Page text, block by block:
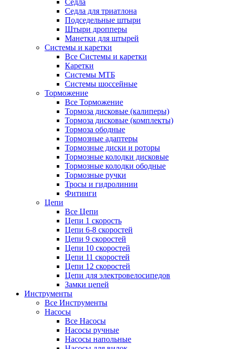
Седла
Седла для триатлона
Подседельные штыри
Штыри дропперы
Манетки для штырей
Системы и каретки
Все Системы и каретки
Каретки
Системы МТБ
Системы шоссейные
Торможение
Все Торможение
Тормоза дисковые (калиперы)
Тормоза дисковые (комплекты)
Тормоза ободные
Тормозные адаптеры
Тормозные диски и роторы
Тормозные колодки дисковые
Тормозные колодки ободные
Тормозные ручки
Тросы и гидролинии
Фитинги
Цепи
Все Цепи
Цепи 1 скорость
Цепи 6-8 скоростей
Цепи 9 скоростей
Цепи 10 скоростей
Цепи 11 скоростей
Цепи 12 скоростей
Цепи для электровелосипедов
Замки цепей
Инструменты
Все Инструменты
Насосы
Все Насосы
Насосы ручные
Насосы напольные